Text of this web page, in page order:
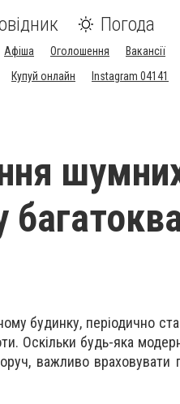
Погода
Афіша Оголошення Вакансії
Купуй онлайн Instagram 04141
будинку, періодично
Оскільки будь-яка
важливо враховувати